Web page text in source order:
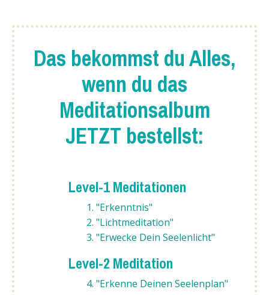
Das bekommst du Alles,
wenn du das
Meditationsalbum
JETZT bestellst:
Level-1 Meditationen
1. "Erkenntnis"
2. "Lichtmeditation"
3. "Erwecke Dein Seelenlicht"
Level-2 Meditation
4. "Erkenne Deinen Seelenplan"